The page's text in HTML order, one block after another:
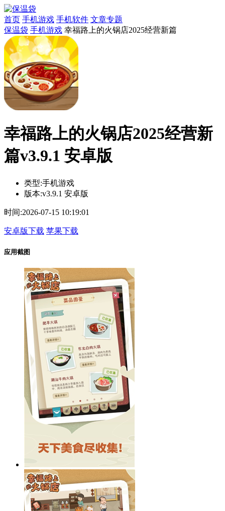
首页 手机游戏 手机软件 文章专题
保温袋 手机游戏 幸福路上的火锅店2025经营新篇
幸福路上的火锅店2025经营新
篇v3.9.1 安卓版
类型:手机游戏
版本:v3.9.1 安卓版
时间:2026-07-15 10:19:01
安卓版下载 苹果下载
应用截图